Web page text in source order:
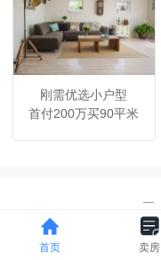
刚需优选小户型
首付200万买90平米
首页 卖房